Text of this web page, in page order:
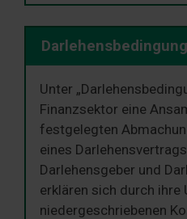
Unter
Finanzsektor eine
festgelegten
eines
Darlehensgeber und
erklären sich durch
niedergeschriebenen